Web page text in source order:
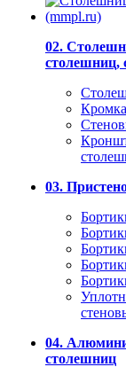
02.
столешниц,
03.
04.
столешниц